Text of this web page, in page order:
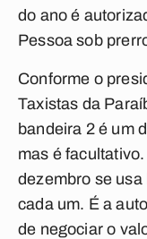
do ano é
Pessoa sob
Conforme o
Taxistas da
bandeira 2 é um
mas é
dezembro se
cada um. É a
de negociar o